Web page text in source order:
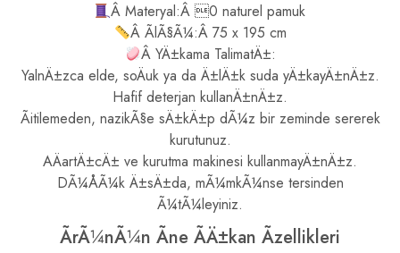
Â Materyal:Â 0 naturel pamuk
Â ÃlÃ§Ã¼:Â 75 x 195 cm
Â YÄ±kama TalimatÄ±:
YalnÄ±zca elde, soÄuk ya da Ä±lÄ±k suda yÄ±kayÄ±nÄ±z.
Hafif deterjan kullanÄ±nÄ±z.
Ãitilemeden, nazikÃ§e sÄ±kÄ±p dÃ¼z bir zeminde sererek
kurutunuz.
AÄartÄ±cÄ± ve kurutma makinesi kullanmayÄ±nÄ±z.
DÃ¼ÅÃ¼k Ä±sÄ±da, mÃ¼mkÃ¼nse tersinden
Ã¼tÃ¼leyiniz.
ÃrÃ¼nÃ¼n Ãne ÃÄ±kan Ãzellikleri